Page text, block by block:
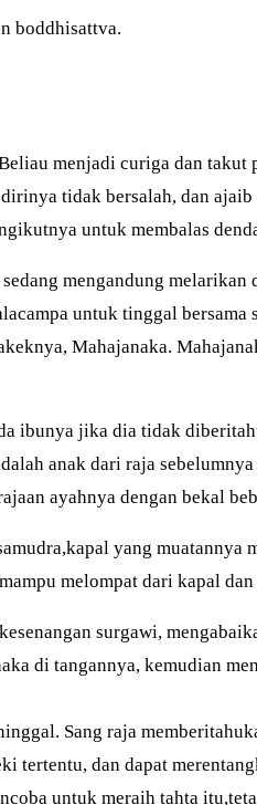
boddhisattva.
menjadi curiga dan takut
tidak bersalah, dan
untuk membalas
mengandung
untuk tinggal bersama
Mahajanaka.
ibunya jika dia tidak
anak dari raja
ayahnya dengan bekal
yang muatannya
melompat dari kapal
surgawi,
di tangannya, kemudian
Sang raja
tertentu, dan dapat
untuk meraih tahta